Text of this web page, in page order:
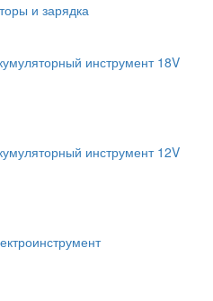
и зарядка
инструмент 18V
инструмент 12V